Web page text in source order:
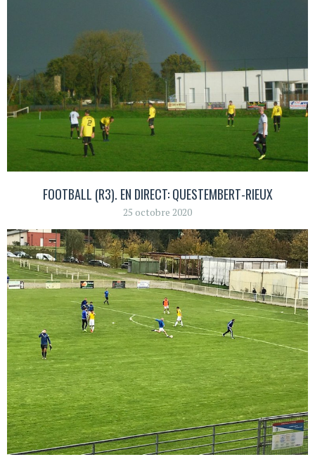
FOOTBALL (R3). EN DIRECT: QUESTEMBERT-RIEUX
25 octobre 2020